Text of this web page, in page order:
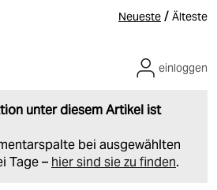
Neueste / Älteste
unter diesem Artikel ist
bei ausgewählten
Tage – hier sind sie zu finden.
einloggen